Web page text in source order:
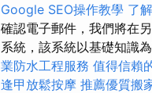
Google SEO操作教學 了
確認電子郵件，我們將在
系統，該系統以基礎知識
業防水工程服務 值得信賴
逢甲放鬆按摩 推薦優質搬